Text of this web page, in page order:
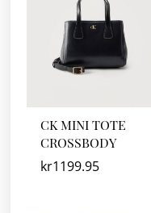
CK MINI TOTE
CROSSBODY
kr1199.95